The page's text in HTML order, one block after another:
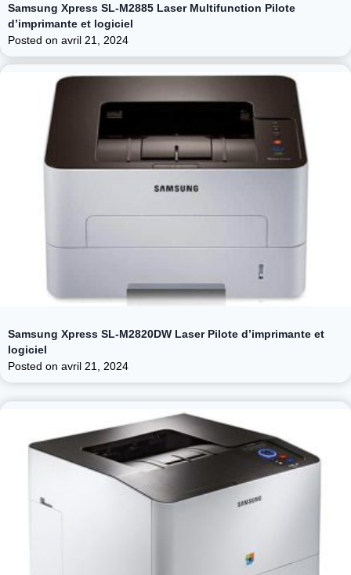
Samsung Xpress SL-M2885 Laser Multifunction Pilote
d’imprimante et logiciel
Posted on avril 21, 2024
Samsung Xpress SL-M2820DW Laser Pilote d’imprimante et
logiciel
Posted on avril 21, 2024